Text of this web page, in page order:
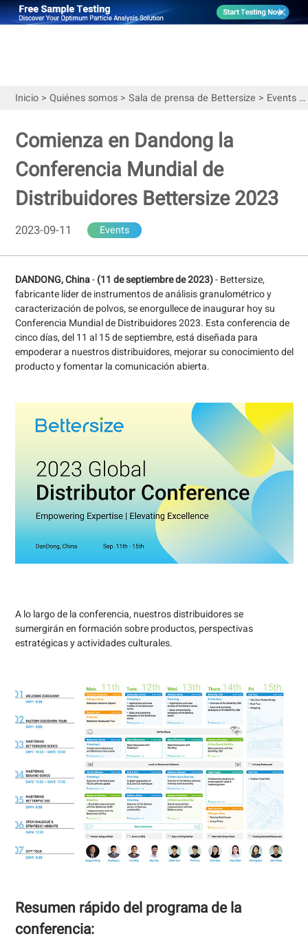
Inicio> Quiénes somos> Sala de prensa de Bettersize > Events>
Comienza en Dandong la
Conferencia Mundial de
Distribuidores Bettersize 2023
2023-09-11 Events
DANDONG, China-(11 de septiembre de 2023)- Bettersize,
fabricante líder de instrumentos de análisis granulométrico y
caracterización de polvos, se enorgullece de inaugurar hoy su
Conferencia Mundial de Distribuidores 2023. Esta conferencia de
cinco días, del 11 al 15 de septiembre, está diseñada para
empoderar a nuestros distribuidores, mejorar su conocimiento del
producto y fomentar la comunicación abierta.
A lo largo de la conferencia, nuestros distribuidores se
sumergirán en formación sobre productos, perspectivas
estratégicas y actividades culturales.
Resumen rápido del programa de la
conferencia: